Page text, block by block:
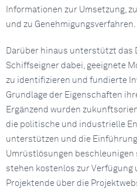
Informationen zur Umsetzung,
und zu Genehmigungsverfahren.
Darüber hinaus unterstützt das
Schiffseigner dabei, geeignete
zu identifizieren und fundierte
Grundlage der Eigenschaften
Ergänzend wurden
die politische und industrielle
unterstützen und die
Umrüstlösungen beschleunigen
stehen kostenlos zur Verfügung
Projektende über die